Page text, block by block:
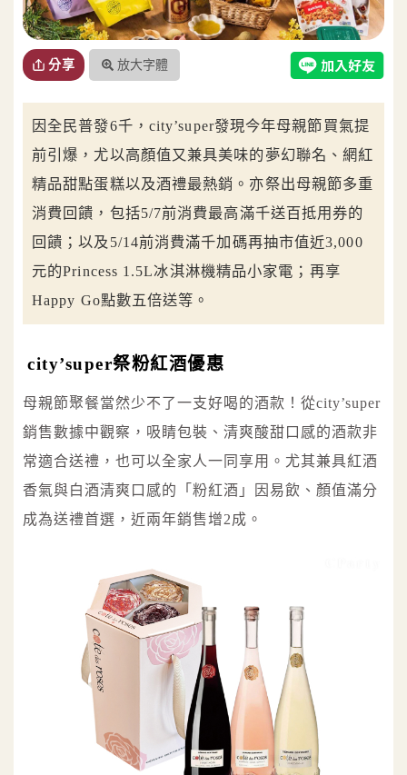
分享 放大字體
因全民普發6千，city’super發現今年母親節買氣提
前引爆，尤以高顏值又兼具美味的夢幻聯名、網紅
精品甜點蛋糕以及酒禮最熱銷。亦祭出母親節多重
消費回饋，包括5/7前消費最高滿千送百抵用券的
回饋；以及5/14前消費滿千加碼再抽市值近3,000
元的Princess 1.5L冰淇淋機精品小家電；再享
Happy Go點數五倍送等。
city’super祭粉紅酒優惠
母親節聚餐當然少不了一支好喝的酒款！從city’super
銷售數據中觀察，吸睛包裝、清爽酸甜口感的酒款非
常適合送禮，也可以全家人一同享用。尤其兼具紅酒
香氣與白酒清爽口感的「粉紅酒」因易飲、顏值滿分
成為送禮首選，近兩年銷售增2成。